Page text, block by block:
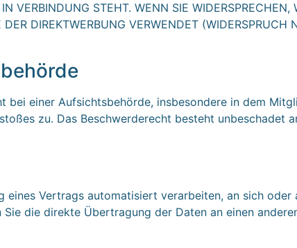
VERBINDUNG STEHT. WENN SIE WIDERSPRECHEN,
DIREKTWERBUNG VERWENDET (WIDERSPRUCH
bei einer Aufsichtsbehörde, insbesondere in dem
zu. Das Beschwerderecht besteht unbeschadet
Vertrags automatisiert verarbeiten, an sich oder
die direkte Übertragung der Daten an einen